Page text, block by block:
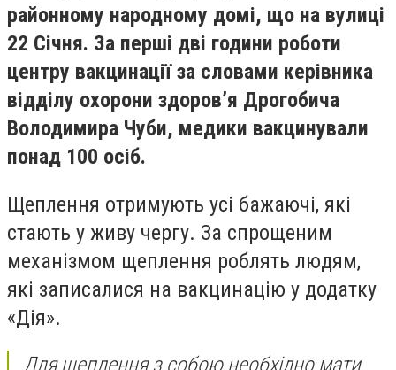
районному народному домі, що на вулиці
22 Січня. За перші дві години роботи
центру вакцинації за словами керівника
відділу охорони здоров’я Дрогобича
Володимира Чуби, медики вакцинували
понад 100 осіб.
Щеплення отримують усі бажаючі, які
стають у живу чергу. За спрощеним
механізмом щеплення роблять людям,
які записалися на вакцинацію у додатку
«Дія».
Для щеплення з собою необхідно мати